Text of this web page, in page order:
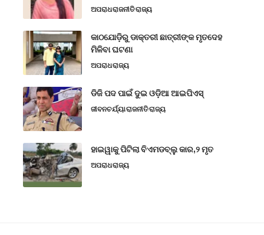
ଅପରାଧରାଜନୀତିରାଜ୍ୟ
କାଠଯୋଡ଼ିରୁ ଡାକ୍ତରୀ ଛାତ୍ରୀଙ୍କ ମୃତଦେହ
ମିଳିବା ଘଟଣା
ଅପରାଧରାଜ୍ୟ
ଡିଜି ପଦ ପାଇଁ ଦୁଇ ଓଡ଼ିଆ ଆଇପିଏସ୍
ଜୀବନଚର୍ଯ୍ୟାରାଜନୀତିରାଜ୍ୟ
ହାଇୱାକୁ ପିଟିଲା ବିଏମଡବ୍ଲୁ କାର,୨ ମୃତ
ଅପରାଧରାଜ୍ୟ